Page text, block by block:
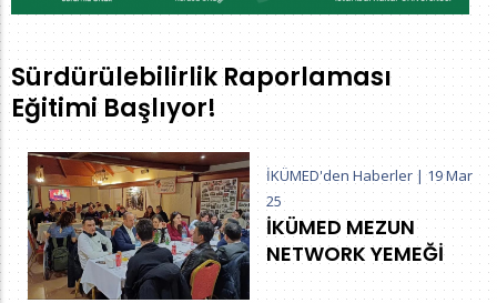
Sürdürülebilirlik Raporlaması
Eğitimi Başlıyor!
İKÜMED'den Haberler |19 Mar
25
İKÜMED MEZUN
NETWORK YEMEĞİ